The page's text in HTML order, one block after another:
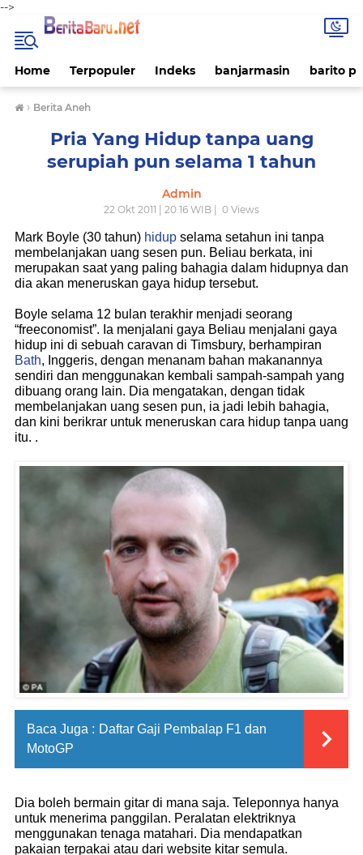
-->
Home Terpopuler Indeks banjarmasin barito
› Berita Aneh
Pria Yang Hidup tanpa uang
serupiah pun selama 1 tahun
Admin
22 Okt 2011 | 20.16 WIB | 0 Views
Mark Boyle (30 tahun) hidup selama setahun ini tanpa
membelanjakan uang sesen pun. Beliau berkata, ini
merupakan saat yang paling bahagia dalam hidupnya dan
dia akan meneruskan gaya hidup tersebut.
Boyle selama 12 bulan terakhir menjadi seorang
“freeconomist”. Ia menjalani gaya Beliau menjalani gaya
hidup ini di sebuah caravan di Timsbury, berhampiran
Bath, Inggeris, dengan menanam bahan makanannya
sendiri dan menggunakan kembali sampah-sampah yang
dibuang orang lain. Dia mengatakan, dengan tidak
membelanjakan uang sesen pun, ia jadi lebih bahagia,
dan kini berikrar untuk meneruskan cara hidup tanpa uang
itu. .
Baca Juga : Daftar Gaji Pembalap F1 dan
MotoGP
Dia boleh bermain gitar di mana saja. Teleponnya hanya
untuk menerima panggilan. Peralatan elektriknya
menggunakan tenaga matahari. Dia mendapatkan
pakaian terpakai atau dari website kitar semula.